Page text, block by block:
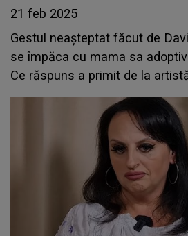
21 feb 2025
Gestul neașteptat făcut de
se împăca cu mama sa
Ce răspuns a primit de la